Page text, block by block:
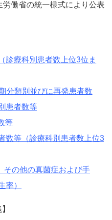
働省の統一様式により公表
診療科別患者数上位3位ま
分類別並びに再発患者数
患者数等
等
数等（診療科別患者数上位3
その他の真菌症および手
率）